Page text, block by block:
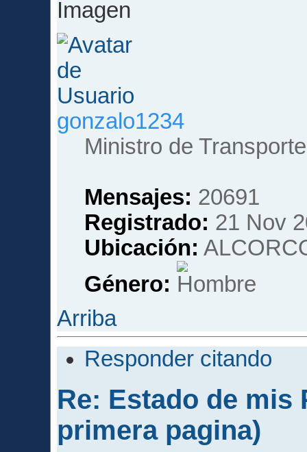
gonzalo1234
Ministro de Transporte
Mensajes: 20691
Registrado: 21 Nov
Ubicación:
Género:
Arriba
Responder citando
Re: Estado de mis
primera pagina)